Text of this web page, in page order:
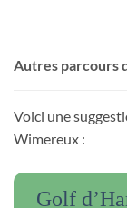
Autres parcours
Voici une
Wimereux :
Golf